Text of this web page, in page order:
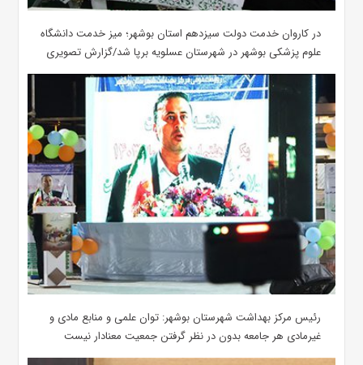
در کاروان خدمت دولت سیزدهم استان بوشهر؛ میز خدمت دانشگاه
علوم پزشکی بوشهر در شهرستان عسلویه برپا شد/گزارش تصویری
رئیس مرکز بهداشت شهرستان بوشهر: توان علمی و منابع مادی و
غیرمادی هر جامعه بدون در نظر گرفتن جمعیت معنادار نیست